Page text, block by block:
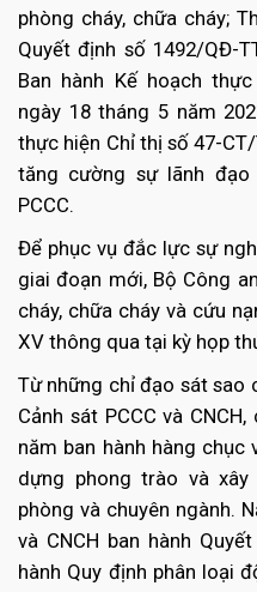
phòng cháy, chữa cháy;
Quyết định số 1492/QĐ-
Ban hành Kế hoạch
ngày 18 tháng 5 năm
thực hiện Chỉ thị số 47-
tăng cường sự lãnh
PCCC.
Để phục vụ đắc lực sự
giai đoạn mới, Bộ Công
cháy, chữa cháy và cứu
XV thông qua tại kỳ họp
Từ những chỉ đạo sát sao
Cảnh sát PCCC và
năm ban hành hàng
dựng phong trào và
phòng và chuyên ngành.
và CNCH ban hành
hành Quy định phân loại